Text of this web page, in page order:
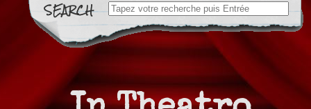
Search
for: